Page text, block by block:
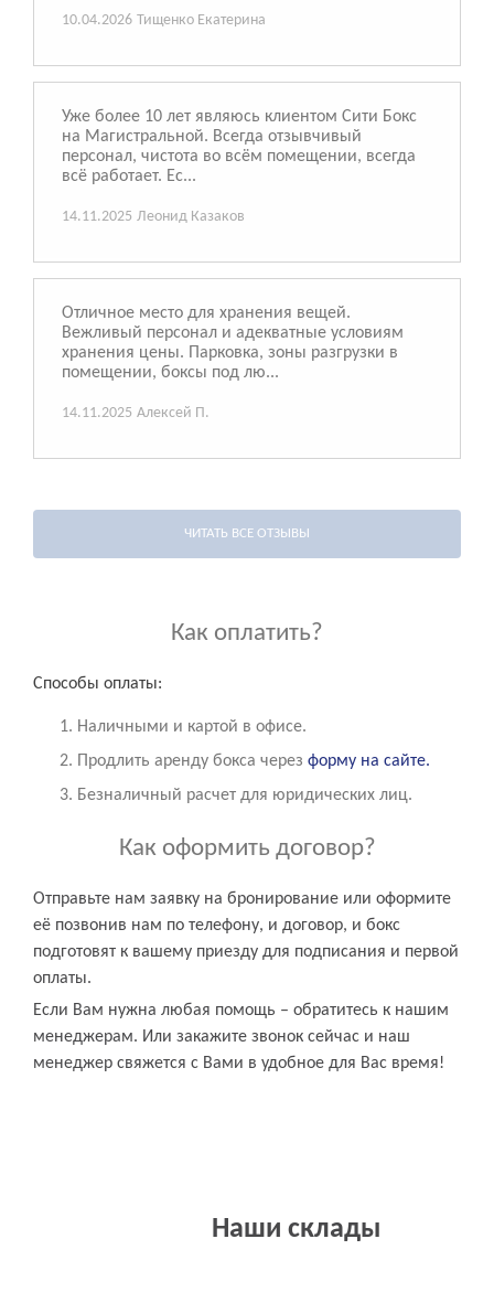
10.04.2026 Тищенко Екатерина
Уже более 10 лет являюсь клиентом Сити Бокс
на Магистральной. Всегда отзывчивый
персонал, чистота во всём помещении, всегда
всё работает. Ес...
14.11.2025 Леонид Казаков
Отличное место для хранения вещей.
Вежливый персонал и адекватные условиям
хранения цены. Парковка, зоны разгрузки в
помещении, боксы под лю...
14.11.2025 Алексей П.
ЧИТАТЬ ВСЕ ОТЗЫВЫ
Как оплатить?
Способы оплаты:
Наличными и картой в офисе.
Продлить аренду бокса через форму на сайте.
Безналичный расчет для юридических лиц.
Как оформить договор?
Отправьте нам заявку на бронирование или оформите
её позвонив нам по телефону, и договор, и бокс
подготовят к вашему приезду для подписания и первой
оплаты.
Если Вам нужна любая помощь – обратитесь к нашим
менеджерам. Или закажите звонок сейчас и наш
менеджер свяжется с Вами в удобное для Вас время!
Наши склады